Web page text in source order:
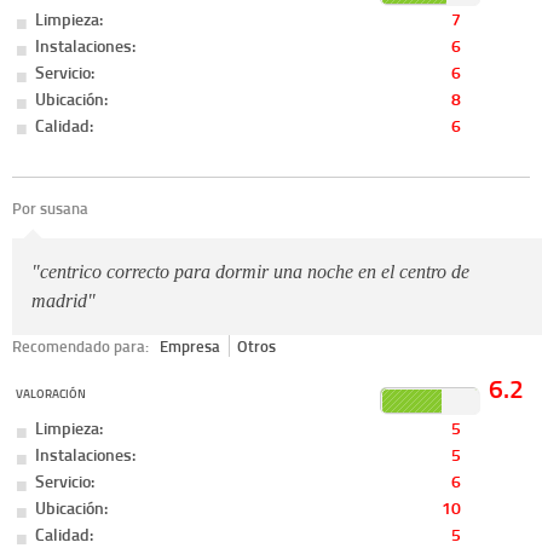
Limpieza:
7
Instalaciones:
6
Servicio:
6
Ubicación:
8
Calidad:
6
Por susana
"centrico correcto para dormir una noche en el centro de
madrid"
Recomendado para: Empresa Otros
VALORACIÓN 6.2
Limpieza:
5
Instalaciones:
5
Servicio:
6
Ubicación:
10
Calidad:
5